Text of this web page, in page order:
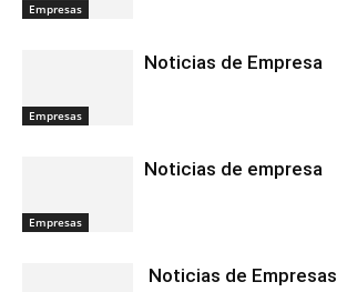
Empresas
Empresas
Noticias de Empresa
Empresas
Noticias de empresa
Noticias de Empresas